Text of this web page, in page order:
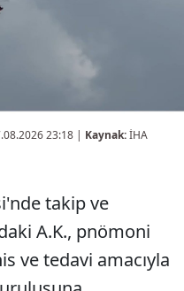
23:18 | Kaynak:İHA
takip ve
A.K., pnömoni
ve tedavi amacıyla